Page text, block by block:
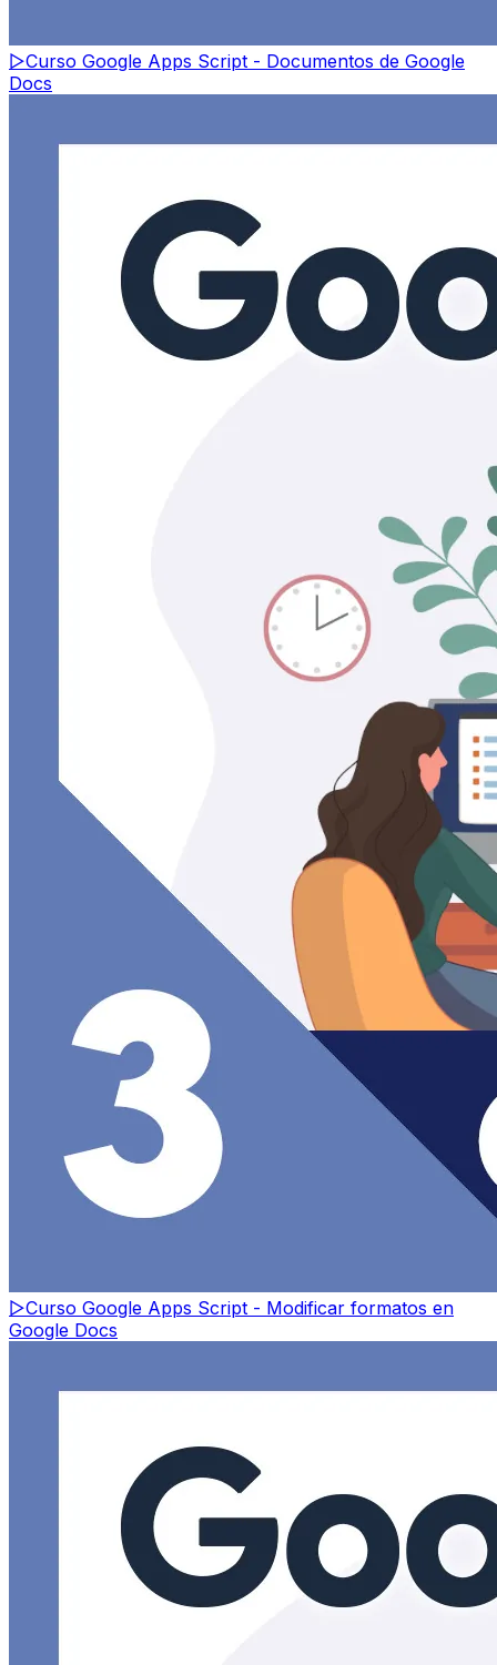
▷Curso Google Apps Script - Documentos de Google
Docs
▷Curso Google Apps Script - Modificar formatos en
Google Docs